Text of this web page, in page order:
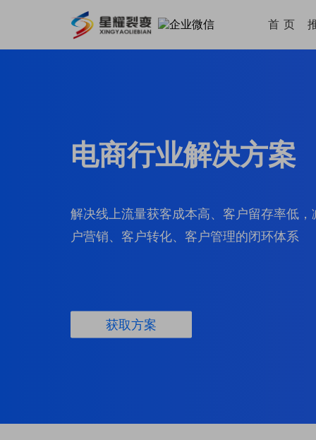
首 页
电商行业解决方案
解决线上流量获客成本高、客户留存率低
户营销、客户转化、客户管理的闭环体系
获取方案